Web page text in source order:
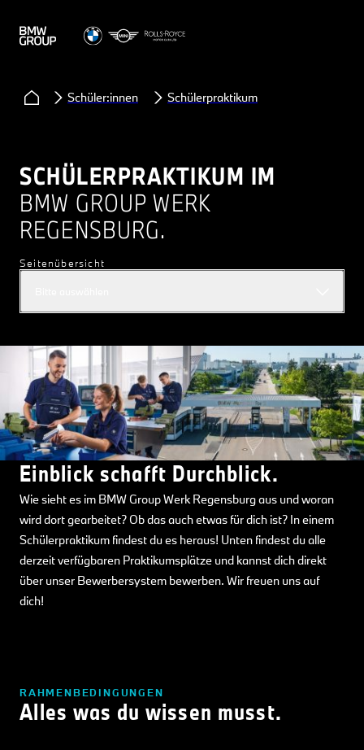
Schüler:innen Schülerpraktikum
SCHÜLERPRAKTIKUM IM
BMW GROUP WERK
REGENSBURG.
Seitenübersicht
Einblick schafft Durchblick.
Wie sieht es im BMW Group Werk Regensburgaus und woran
wird dort gearbeitet? Ob das auch etwas für dich ist? In einem
Schülerpraktikum findest du es heraus! Unten findest du alle
derzeit verfügbaren Praktikumsplätze und kannst dich direkt
über unser Bewerbersystem bewerben. Wir freuen uns auf
dich!
RAHMENBEDINGUNGEN
Alles was du wissen musst.